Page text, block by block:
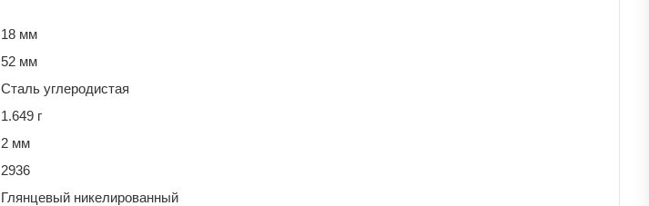
18 мм
52 мм
Сталь углеродистая
1.649 г
2 мм
2936
Глянцевый никелированный